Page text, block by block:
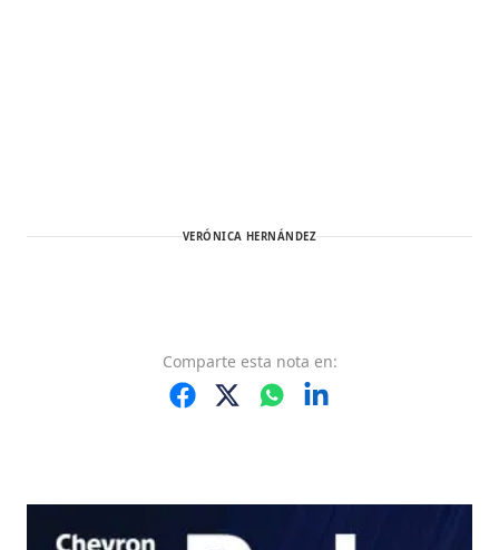
VERÓNICA HERNÁNDEZ
Comparte esta nota en: